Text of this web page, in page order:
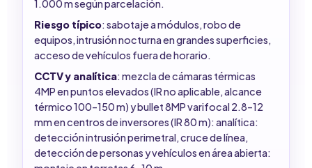
1.000 m según parcelación.
Riesgo típico: sabotaje a módulos, robo de
equipos, intrusión nocturna en grandes superficies,
acceso de vehículos fuera de horario.
CCTV y analítica: mezcla de cámaras térmicas
4MP en puntos elevados (IR no aplicable, alcance
térmico 100–150 m) y bullet 8MP varifocal 2.8–12
mm en centros de inversores (IR 80 m): analítica:
detección intrusión perimetral, cruce de línea,
detección de personas y vehículos en área abierta: